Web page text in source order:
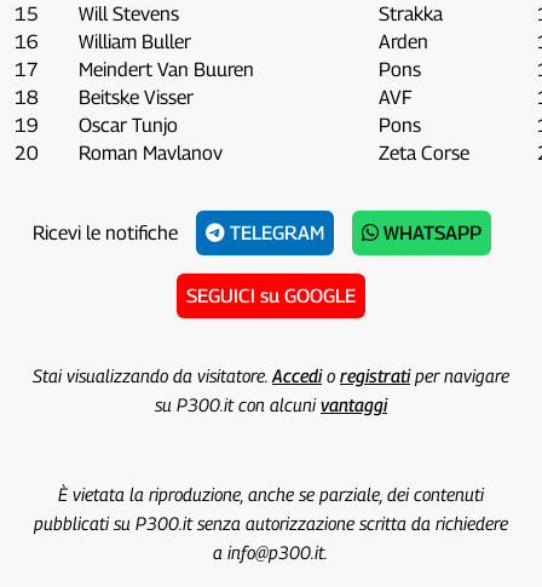
15
Will Stevens Strakka
16
William Buller Arden
17
Meindert Van Buuren Pons
18
Beitske Visser AVF
19
Oscar Tunjo Pons
20
Roman Mavlanov Zeta Corse
Ricevi le notifiche TELEGRAM WHATSAPP
SEGUICI su GOOGLE
Stai visualizzando da visitatore. Accedio registratiper navigare
su P300.it con alcunivantaggi
È vietata la riproduzione, anche se parziale, dei contenuti
pubblicati su P300.it senza autorizzazione scritta da richiedere
a info@p300.it.